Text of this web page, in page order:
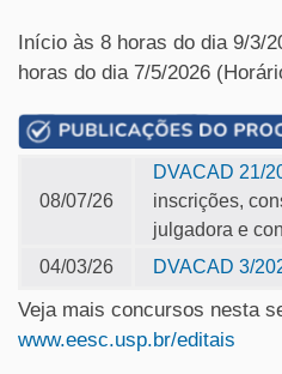
Início às 8 horas do dia 9/3/
horas do dia 7/5/2026
08/07/26
DVACAD 21/
inscrições,
julgadora e
04/03/26
DVACAD 3/
Veja mais concursos nesta
www.eesc.usp.br/editais